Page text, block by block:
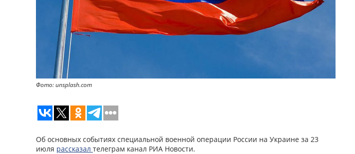
Фото: unsplash.com
Об основных событиях специальной военной операции России на Украине за 23
июля рассказал телеграм канал РИА Новости.